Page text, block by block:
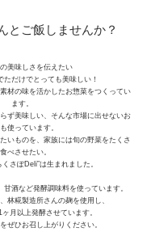
とご飯しませんか？
美味しさを伝えたい
ただけでとっても美味しい！
材の味を活かしたお惣菜をつくってい
ます。
ず美味しい、そんな市場に出せないお
使っています。
いものを、家族には旬の野菜をたくさ
べさせたい。
くさぽDeli”は生まれました。
酒など発酵調味料を使っています。
林糀製造所さんの麹を使用し、
月以上発酵させています。
ぜひお召し上がりください。